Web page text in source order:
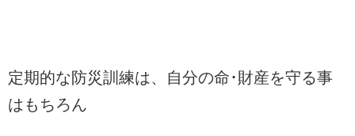
定期的な防災訓練は、自分の命･財産を守る事
はもちろん